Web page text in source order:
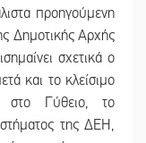
προηγούμενη
Δημοτικής Αρχής
σχετικά ο
και το κλείσιμο
στο Γύθειο, το
της ΔΕΗ,